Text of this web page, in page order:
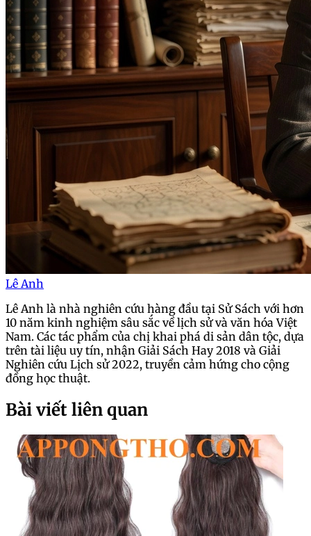
Lê Anh
Lê Anh là nhà nghiên cứu hàng đầu tại Sử Sách với hơn
10 năm kinh nghiệm sâu sắc về lịch sử và văn hóa Việt
Nam. Các tác phẩm của chị khai phá di sản dân tộc, dựa
trên tài liệu uy tín, nhận Giải Sách Hay 2018 và Giải
Nghiên cứu Lịch sử 2022, truyền cảm hứng cho cộng
đồng học thuật.
Bài viết liên quan